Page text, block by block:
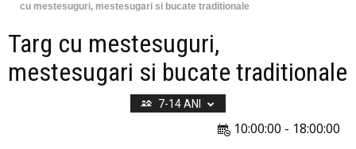
cu mestesuguri, mestesugari si bucate traditionale
Targ cu mestesuguri,
mestesugari si bucate traditionale
7-14 ANI
10:00:00 - 18:00:00